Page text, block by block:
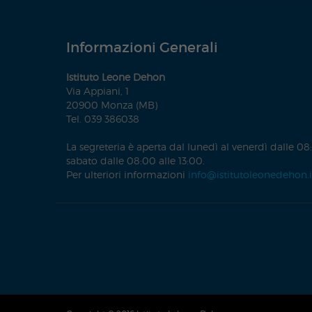
Informazioni Generali
Istituto Leone Dehon
Via Appiani, 1
20900 Monza (MB)
Tel. 039 386038
La segreteria è aperta dal lunedì al venerdì dalle
sabato dalle 08:00 alle 13:00.
Per ulteriori informazioni